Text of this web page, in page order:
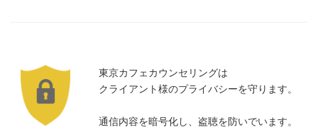
東京カフェカウンセリングは
クライアント様のプライバシーを守ります。
通信内容を暗号化し、盗聴を防いでいます。